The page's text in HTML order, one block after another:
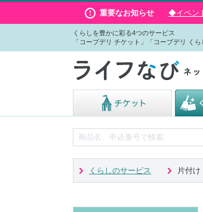
重要なお知らせ ◆イベン
くらしを豊かに彩る4つのサービス
「コープデリ チケット」「コープデリ く
くらしのサービス 片付け